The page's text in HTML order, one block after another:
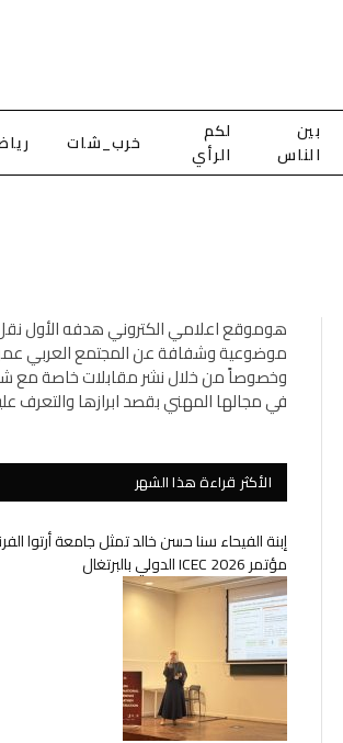
بين
الناس
لكم
الرأي
خرب_شات
هوموقع اعلامي الكتروني هدفه الأول
موضوعية وشفافة عن المجتمع العربي
وخصوصاً من خلال نشر مقابلات خاصة مع
في مجالها المهني بقصد ابرازها والتعرف
الأكثر قراءة هذا الشهر
إبنة الفيحاء سنا حسن خالد تمثل جامعة أرتوا
مؤتمر ICEC 2026 الدولي بالبرتغال